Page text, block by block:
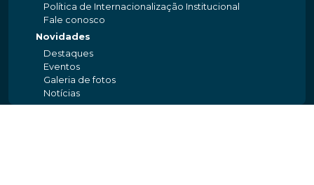
Política de Internacionalização Institucional
Fale conosco
Novidades
Destaques
Eventos
Galeria de fotos
Notícias